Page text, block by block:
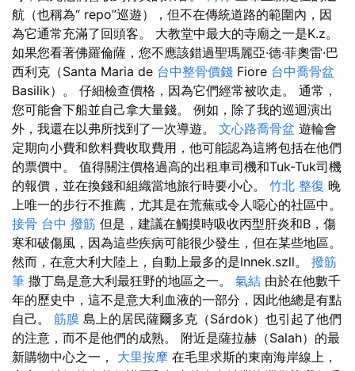
航（也稱為“ repo”巡遊），但不在傳統道路的範圍內，因
為它通常充滿了回頭客。 大教堂中最大的寺廟之一是K.z。
如果您看著佛羅倫薩，您不應該錯過聖瑪麗亞·德·菲奧雷·巴
西利克（Santa Maria de 台中整骨價錢 Fiore 台中喬骨盆
Basilik）。 仔細檢查價格，因為它們經常被吹走。 通常，
您可能會下船並自己拿大量錢。 例如，除了我的巡迴演出
外，我還在以弗所找到了一次導遊。 文心路喬骨盆 遊輪會
定期向小費和飲料費收取費用，他可能認為這將包括在他們
的票價中。 值得關注價格過高的出租車司機和Tuk-Tuk司機
的報價，並在換錢和組織當地旅行時要小心。 竹北 整復 晚
上唯一的步行不推薦，尤其是在荒蕪或令人噁心的社區中。
接骨 台中 撥筋 但是，建議在觸摸時吸收丙型肝炎和B，傷
寒和破傷風，因為這些疾病可能很少發生，但在某些地區。
然而，在意大利大陸上，自動上最多的是lnnek.szll。 撥筋
筆 撒丁島是意大利最狂野的地區之一。 氣結 由於在他數千
年的歷史中，這不是意大利血液的一部分，因此他總是有點
自己。 筋膜 島上的居民薩爾多克（Sárdok）也引起了他們
的注意，而不是他們的成熟。 附近是薩拉赫（Salah）的最
新購物中心之一， 大里按摩 在毛里求斯的東南海岸線上，